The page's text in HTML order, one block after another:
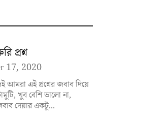
প্রশ্ন
17, 2020
এই প্রশ্নের জবাব দিয়ে
খুব বেশি ভালো না,
দেয়ার একটু...